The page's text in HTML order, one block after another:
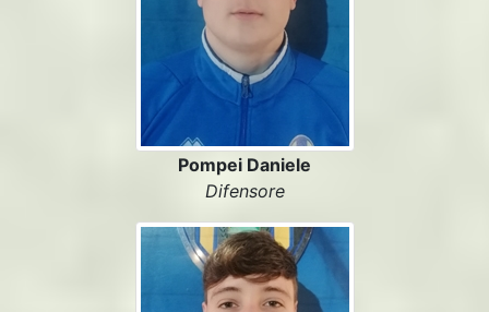
Pompei Daniele
Difensore